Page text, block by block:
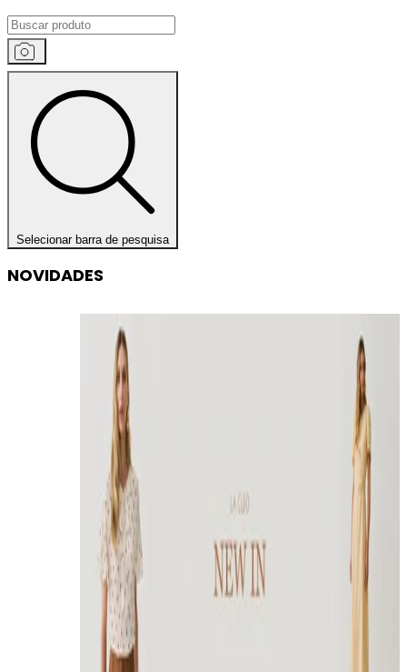
Selecionar barra de pesquisa
NOVIDADES